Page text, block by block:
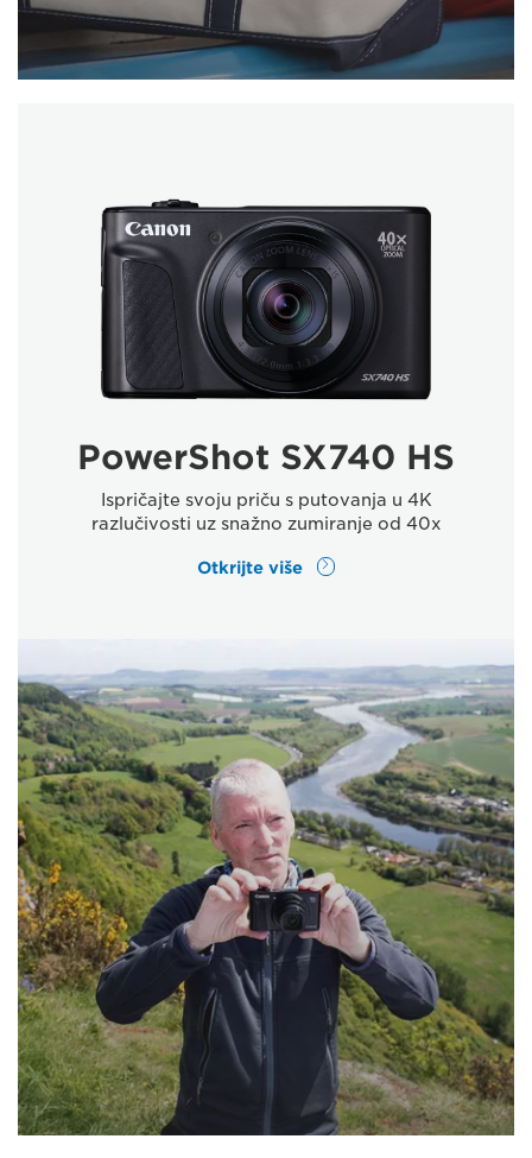
PowerShot SX740 HS
Ispričajte svoju priču s putovanja u 4K
razlučivosti uz snažno zumiranje od 40x
Otkrijte više